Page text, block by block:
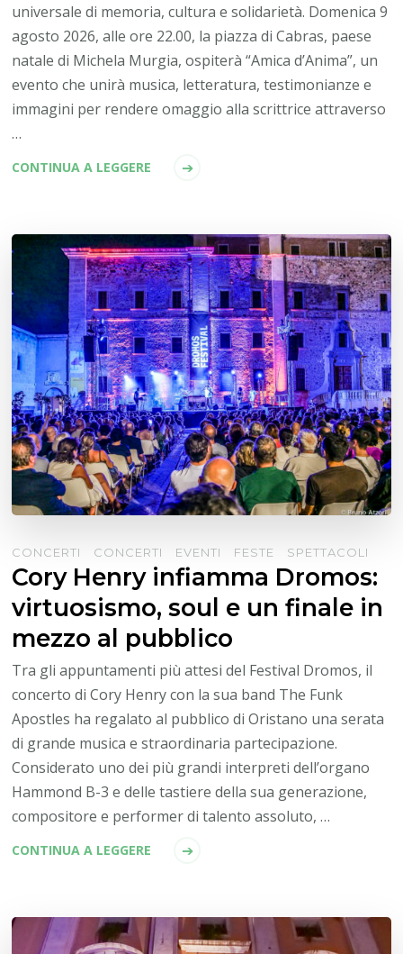
universale di memoria, cultura e solidarietà. Domenica 9
agosto 2026, alle ore 22.00, la piazza di Cabras, paese
natale di Michela Murgia, ospiterà “Amica d’Anima”, un
evento che unirà musica, letteratura, testimonianze e
immagini per rendere omaggio alla scrittrice attraverso
…
CONTINUA A LEGGERE
CONCERTI CONCERTI EVENTI FESTE SPETTACOLI
Cory Henry infiamma Dromos:
virtuosismo, soul e un finale in
mezzo al pubblico
Tra gli appuntamenti più attesi del Festival Dromos, il
concerto di Cory Henry con la sua band The Funk
Apostles ha regalato al pubblico di Oristano una serata
di grande musica e straordinaria partecipazione.
Considerato uno dei più grandi interpreti dell’organo
Hammond B-3 e delle tastiere della sua generazione,
compositore e performer di talento assoluto, …
CONTINUA A LEGGERE